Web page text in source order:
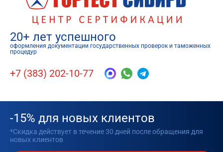
20+ лет успешного
оформления документации государственных проверок и таможенных
процедур
+7 (383) 202-10-77
-15% для новых клиентов
*Скидка действует в течение 30 дней после обращения для
новых клиентов